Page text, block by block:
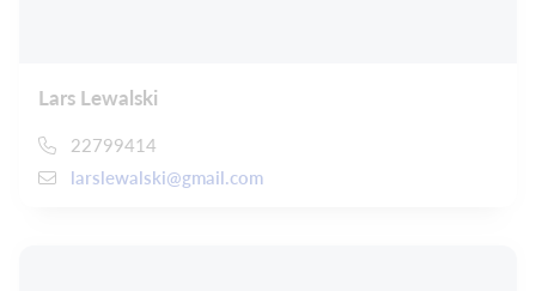
Lars Lewalski
22799414
larslewalski@gmail.com